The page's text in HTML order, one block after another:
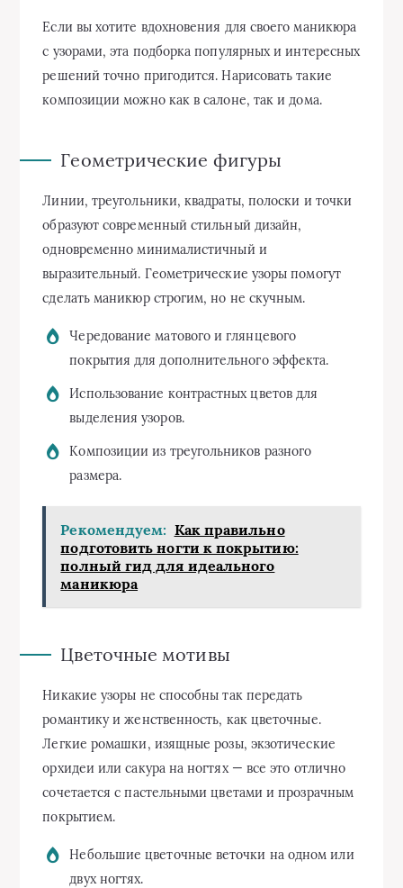
Если вы хотите вдохновения для своего маникюра
с узорами, эта подборка популярных и интересных
решений точно пригодится. Нарисовать такие
композиции можно как в салоне, так и дома.
Геометрические фигуры
Линии, треугольники, квадраты, полоски и точки
образуют современный стильный дизайн,
одновременно минималистичный и
выразительный. Геометрические узоры помогут
сделать маникюр строгим, но не скучным.
Чередование матового и глянцевого
покрытия для дополнительного эффекта.
Использование контрастных цветов для
выделения узоров.
Композиции из треугольников разного
размера.
Рекомендуем: Как правильно
подготовить ногти к покрытию:
полный гид для идеального
маникюра
Цветочные мотивы
Никакие узоры не способны так передать
романтику и женственность, как цветочные.
Легкие ромашки, изящные розы, экзотические
орхидеи или сакура на ногтях — все это отлично
сочетается с пастельными цветами и прозрачным
покрытием.
Небольшие цветочные веточки на одном или
двух ногтях.